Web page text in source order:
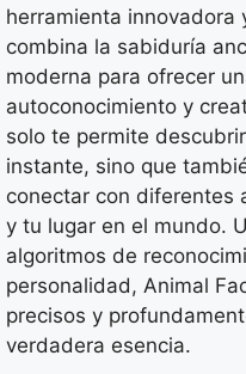
herramienta innovadora
combina la sabiduría
moderna para ofrecer
autoconocimiento y
solo te permite
instante, sino que
conectar con diferentes
y tu lugar en el mundo.
algoritmos de
personalidad, Animal
precisos y
verdadera esencia.